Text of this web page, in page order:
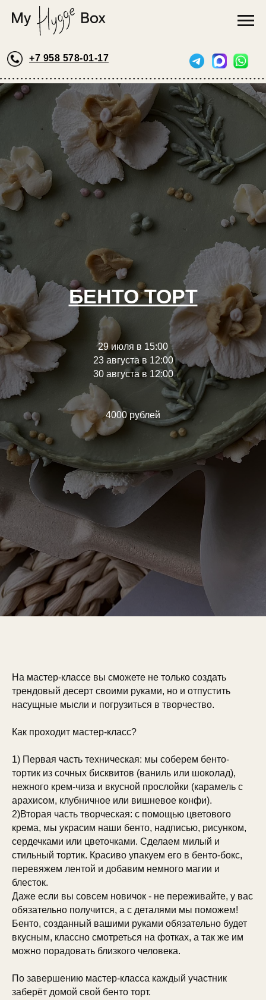
+7 958 578-01-17
БЕНТО ТОРТ
29 июля в 15:00
23 августа в 12:00
30 августа в 12:00
4000 рублей
На мастер-классе вы сможете не только создать
трендовый десерт своими руками, но и отпустить
насущные мысли и погрузиться в творчество.
Как проходит мастер-класс?
1) Первая часть техническая: мы соберем бенто-
тортик из сочных бисквитов (ваниль или шоколад),
нежного крем-чиза и вкусной прослойки (карамель с
арахисом, клубничное или вишневое конфи).
2)Вторая часть творческая: с помощью цветового
крема, мы украсим наши бенто, надписью, рисунком,
сердечками или цветочками. Сделаем милый и
стильный тортик. Красиво упакуем его в бенто-бокс,
перевяжем лентой и добавим немного магии и
блесток.
Даже если вы совсем новичок - не переживайте, у вас
обязательно получится, а с деталями мы поможем!
Бенто, созданный вашими руками обязательно будет
вкусным, классно смотреться на фотках, а так же им
можно порадовать близкого человека.
По завершению мастер-класса каждый участник
заберёт домой свой бенто торт.